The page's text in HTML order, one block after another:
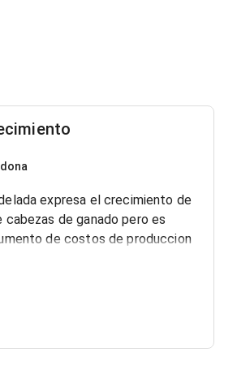
expresa el crecimiento de
cabezas de ganado pero es
de costos de produccion